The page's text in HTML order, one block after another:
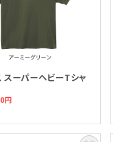
スーパーヘビーTシャ
円